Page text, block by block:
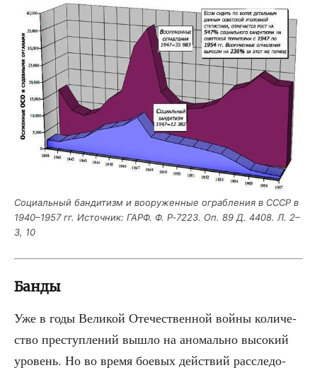
Соци­аль­ный бан­ди­тизм и воору­жен­ные ограб­ле­ния в СССР в
1940–1957 гг. Источ­ник: ГАРФ. Ф. Р‑7223. Оп. 89 Д. 4408. Л. 2–
3, 10
Банды
Уже в годы Вели­кой Оте­че­ствен­ной вой­ны коли­че­
ство пре­ступ­ле­ний вышло на ано­маль­но высо­кий
уро­вень. Но во вре­мя бое­вых дей­ствий рас­сле­до­